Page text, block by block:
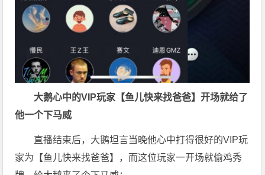
大鹅心中的VIP玩家【鱼儿快来找爸爸】开场就给了
他一个下马威
直播结束后，大鹅坦言当晚他心中打得很好的VIP玩
家为【鱼儿快来找爸爸】，而这位玩家一开场就偷鸡秀